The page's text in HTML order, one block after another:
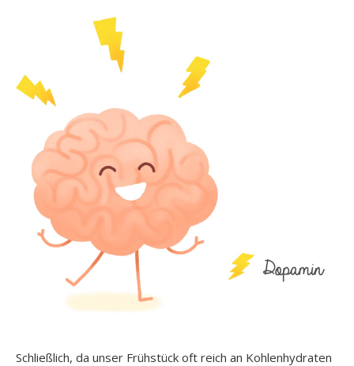
Schließlich, da unser Frühstück oft reich an Kohlenhydraten